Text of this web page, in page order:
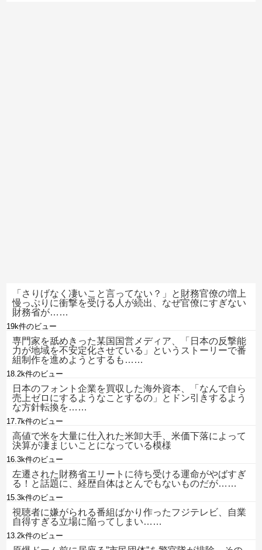
「さりげなく凄いこと言ってない？」と財務官僚の増上
慢っぷりに衝撃を受ける人が続出、なぜ官僚にすぎない
財務省が……
19k件のビュー
専門家を舐めきった某国国営メディア、「日本の反撃能
力が地域を不安定化させている」というストーリーで番
組制作を進めようとするも……
18.2k件のビュー
日本のフォント企業を買収した海外資本、「なんで自ら
売上ゼロにするようなことするの」とドン引きするよう
な方針転換を……
17.7k件のビュー
高値で米を大量に仕入れた米卸大手、米価下落によって
決算が凄まじいことになっている模様
16.3k件のビュー
左遷された財務省エリートに待ち受ける運命がやばすぎ
る！と話題に、経歴自体はとんでもないものだが……
15.3k件のビュー
視聴者に嫌がられる番組ばかり作ったフジテレビ、自業
自得すぎる立場に陥ってしまい……
13.2k件のビュー